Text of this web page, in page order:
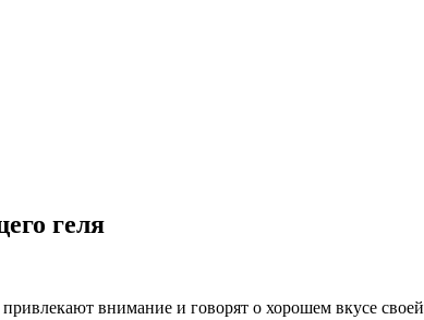
геля
внимание и говорят о хорошем вкусе